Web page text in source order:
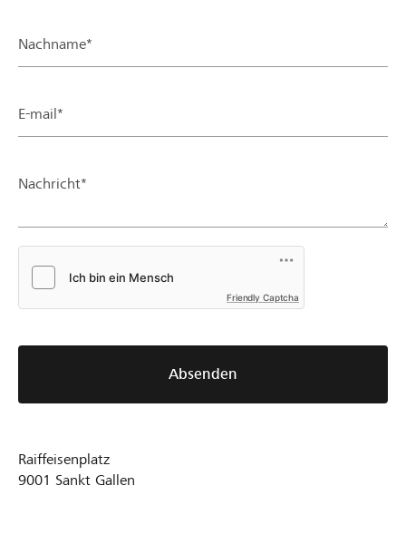
Nachname*
E-mail*
Nachricht*
Friendly Captcha
Absenden
Raiffeisenplatz
9001 Sankt Gallen